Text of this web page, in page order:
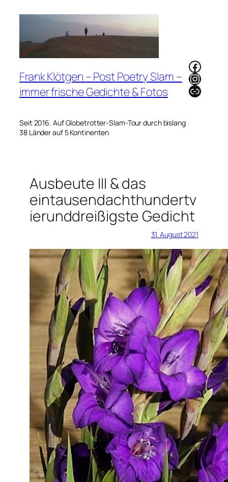
Frank Klötgen – Post Poetry Slam –
immer frische Gedichte & Fotos
Seit 2016. Auf Globetrotter-Slam-Tour durch bislang
38 Länder auf 5 Kontinenten
Link
Ausbeute III & das
eintausendachthundertv
ierunddreißigste Gedicht
31. August 2021